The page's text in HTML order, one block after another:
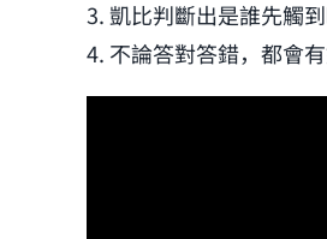
3. 凱比判斷出是誰先觸
4. 不論答對答錯，都會